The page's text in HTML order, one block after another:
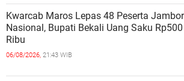
Kwarcab Maros Lepas 48 Peserta
Nasional, Bupati Bekali Uang Saku Rp500
Ribu
06/08/2026, 21:43 WIB